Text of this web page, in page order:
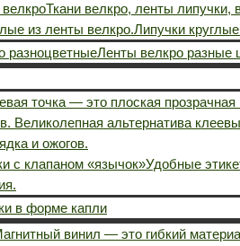
Ткани велкро, ленты липучки,
из ленты велкро.Липучки
разноцветныеЛенты велкро разные
точка — это плоская
Великолепная альтернатива
и ожогов.
с клапаном «язычок»Удобные
в форме капли
винил — это гибкий